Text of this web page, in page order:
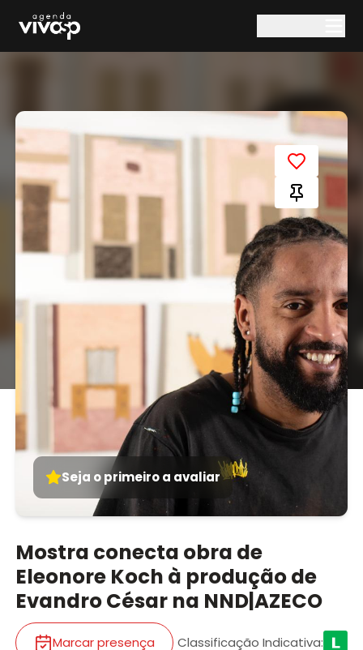
Seja o primeiro a avaliar
Mostra conecta obra de
Eleonore Koch à produção de
Evandro César na NND|AZECO
Marcar presença Classificação Indicativa: